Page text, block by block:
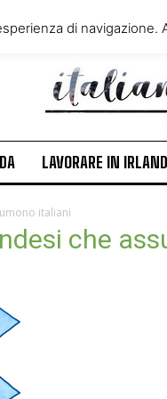
LAVORARE IN
italiani
che
di